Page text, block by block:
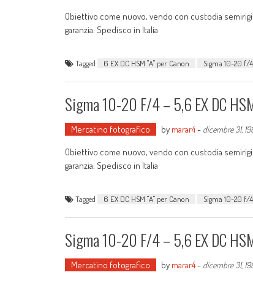
Obiettivo come nuovo, vendo con custodia
garanzia. Spedisco in Italia
Tagged 6 EX DC HSM "A" per Canon Sigma 10-20 f/
Sigma 10-20 F/4 – 5,6 EX DC
Mercatino fotografico by marar4- dicembre 31,
Obiettivo come nuovo, vendo con custodia
garanzia. Spedisco in Italia
Tagged 6 EX DC HSM "A" per Canon Sigma 10-20 f/
Sigma 10-20 F/4 – 5,6 EX DC
Mercatino fotografico by marar4- dicembre 31,